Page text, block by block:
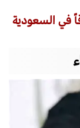
في السعودية